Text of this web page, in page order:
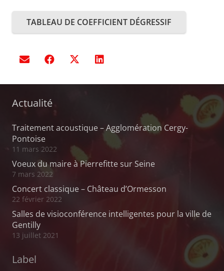
TABLEAU DE COEFFICIENT DÉGRESSIF
Actualité
Traitement acoustique – Agglomération Cergy-
Pontoise
11 mars 2022
Voeux du maire à Pierrefitte sur Seine
7 mars 2022
Concert classique – Château d’Ormesson
22 février 2022
Salles de visioconférence intelligentes pour la ville de
Gentilly
13 juillet 2021
Label